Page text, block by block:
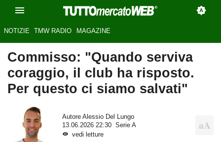
NOTIZIE TMW RADIO MAGAZINE
Commisso: "Quando serviva
coraggio, il club ha risposto.
Per questo ci siamo salvati"
Autore Alessio Del Lungo
13.06.2026 22:30
Serie A
vedi letture